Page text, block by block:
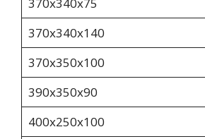
370х340х75
370х340х140
370x350x100
390x350x90
400х250х100